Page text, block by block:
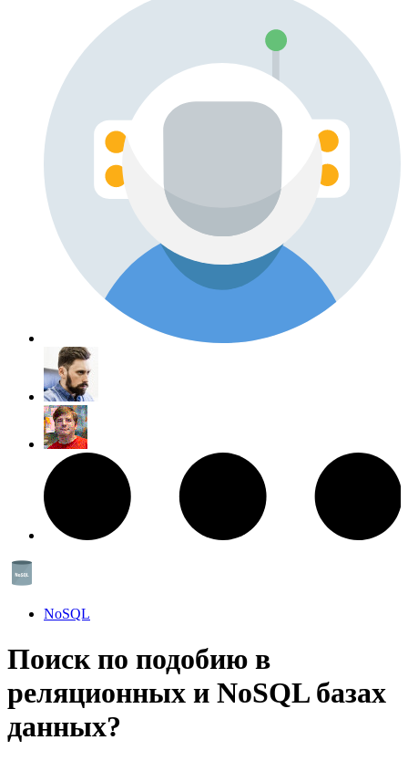
NoSQL
Поиск по подобию в
реляционных и NoSQL базах
данных?